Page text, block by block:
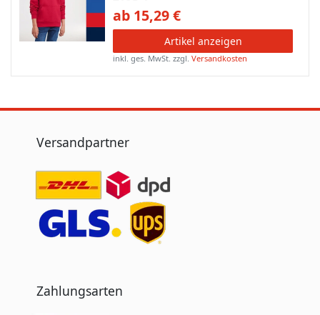
ab 15,29 €
Artikel anzeigen
inkl. ges. MwSt. zzgl.Versandkosten
Versandpartner
Zahlungsarten